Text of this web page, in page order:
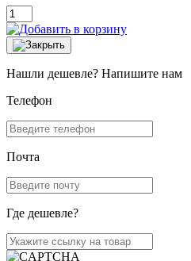
Нашли дешевле? Напишите нам
Телефон
Почта
Где дешевле?